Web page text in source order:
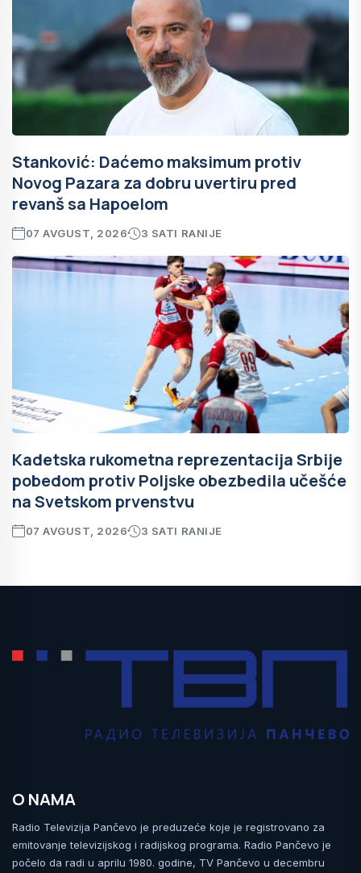
Stanković: Daćemo maksimum protiv
Novog Pazara za dobru uvertiru pred
revanš sa Hapoelom
07 AVGUST, 2026 3 SATI RANIJE
Kadetska rukometna reprezentacija Srbije
pobedom protiv Poljske obezbedila učešće
na Svetskom prvenstvu
07 AVGUST, 2026 3 SATI RANIJE
O NAMA
Radio Televizija Pančevo je preduzeće koje je registrovano za
emitovanje televizijskog i radijskog programa. Radio Pančevo je
počelo da radi u aprilu 1980. godine, TV Pančevo u decembru